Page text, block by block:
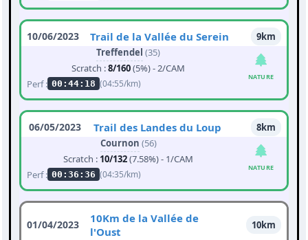
10/06/2023 Trail de la Vallée du Serein
9km
Treffendel (35)
Scratch :8/160(5%) - 2/CAM
Perf : 00:44:18 (04:55/km)
NATURE
06/05/2023 Trail des Landes du Loup
8km
Cournon (56)
Scratch : 10/132(7.58%) - 1/CAM
Perf : 00:36:36 (04:35/km)
NATURE
01/04/2023
10Km de la Vallée de
l'Oust
10km